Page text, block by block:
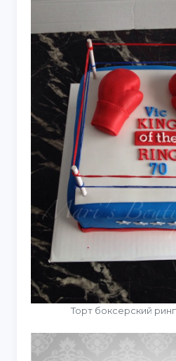
Торт боксерский